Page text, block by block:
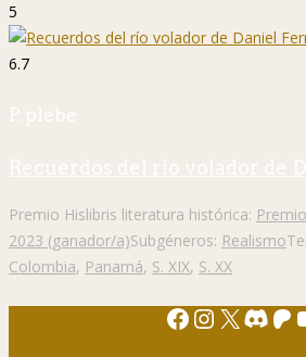
5
6.7
P. plebe
Recuerdos del río volador de
Premio Hislibris literatura histórica:
2023 (ganador/a)Subgéneros: Realismo
Colombia, Panamá, S. XIX, S. XX
Facebook
X